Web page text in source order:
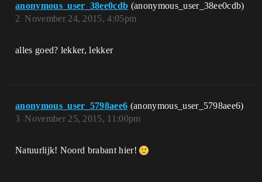
anonymous_user_38ee0cdb (anonymous_user_38ee0cdb)
November 24, 2015, 4:05pm
2
alles goed? lekker, lekker
anonymous_user_5798aee6 (anonymous_user_5798aee6)
November 25, 2015, 11:00pm
3
Natuurlijk! Noord brabant hier!